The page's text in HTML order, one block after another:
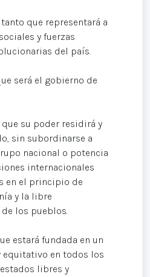
que representará a
y fuerzas
del país.
será el gobierno de
que su poder residirá y
sin subordinarse a
nacional o potencia
internacionales
en el principio de
y la libre
los pueblos.
estará fundada en un
equitativo en todos los
libres y